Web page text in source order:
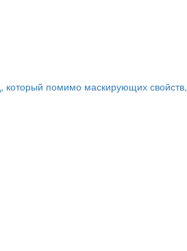
который помимо маскирующих свойств,